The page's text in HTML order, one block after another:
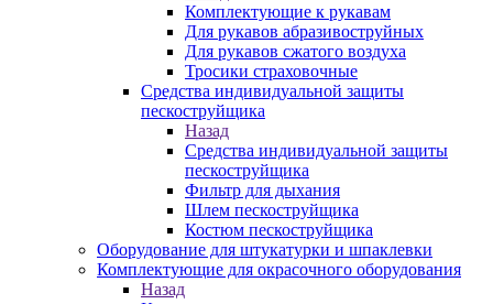
Комплектующие к рукавам
Для рукавов абразивоструйных
Для рукавов сжатого воздуха
Тросики страховочные
Средства индивидуальной защиты
пескоструйщика
Назад
Средства индивидуальной защиты
пескоструйщика
Фильтр для дыхания
Шлем пескоструйщика
Костюм пескоструйщика
Оборудование для штукатурки и шпаклевки
Комплектующие для окрасочного оборудования
Назад